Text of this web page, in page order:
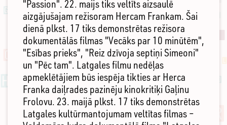
"Passion". 22. maijs tiks veltīts aizsaulē
aizgājušajam režisoram Hercam Frankam. Šai
dienā plkst. 17 tiks demonstrētas režisora
dokumentālās filmas "Vecāks par 10 minūtēm",
"Esības prieks", "Reiz dzīvoja septiņi Simeoni"
un "Pēc tam". Latgales filmu nedēļas
apmeklētājiem būs iespēja tikties ar Herca
Franka daiļrades pazinēju kinokritiķi Gaļinu
Frolovu. 23. maijā plkst. 17 tiks demonstrētas
Latgales kultūrmantojumam veltītas filmas –